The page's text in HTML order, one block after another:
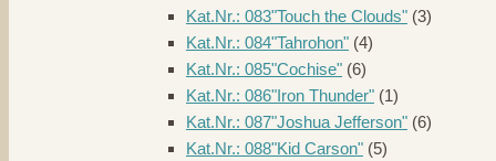
Kat.Nr.: 083"Touch the Clouds" (3)
Kat.Nr.: 084"Tahrohon" (4)
Kat.Nr.: 085"Cochise" (6)
Kat.Nr.: 086"Iron Thunder" (1)
Kat.Nr.: 087"Joshua Jefferson" (6)
Kat.Nr.: 088"Kid Carson" (5)